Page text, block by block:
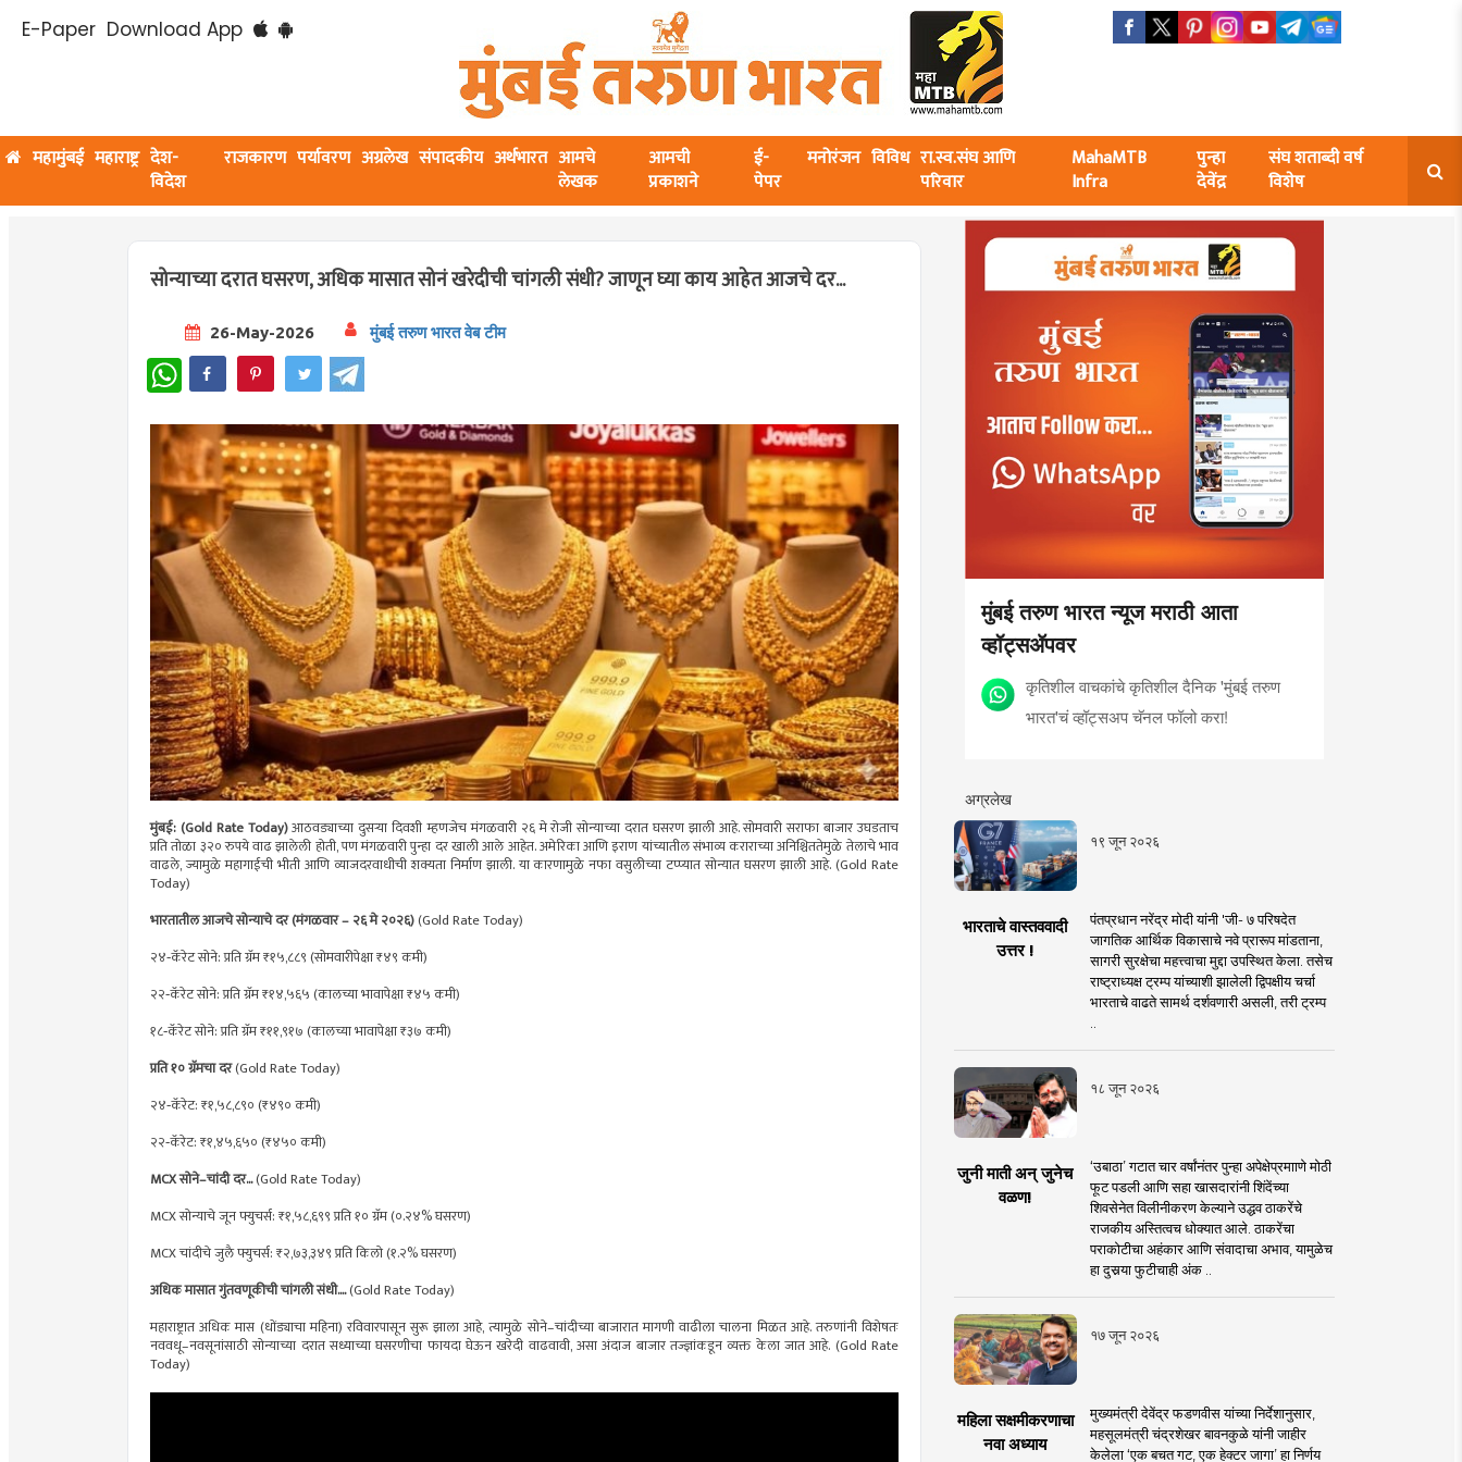
E-Paper Download App
महामुंबई महाराष्ट्र देश-
विदेश
राजकारण पर्यावरण अग्रलेख संपादकीय अर्थभारत आमचे
लेखक
आमची
प्रकाशने
ई-
पेपर
मनोरंजन विविध रा.स्व.संघ आणि
परिवार
MahaMTB
Infra
पुन्हा
देवेंद्र
संघ शताब्दी वर्ष
विशेष
सोन्याच्या दरात घसरण, अधिक मासात सोनं खरेदीची चांगली संधी? जाणून घ्या काय आहेत आजचे दर...
26-May-2026 मुंबई तरुण भारत वेब टीम
WhatsApp
मुंबई: (Gold Rate Today)आठवड्याच्या दुसऱ्या दिवशी म्हणजेच मंगळवारी २६ मे रोजी सोन्याच्या दरात घसरण झाली आहे. सोमवारी सराफा बाजार उघडताच
प्रति तोळा ३२० रुपये वाढ झालेली होती, पण मंगळवारी पुन्हा दर खाली आले आहेत. अमेरिका आणि इराण यांच्यातील संभाव्य कराराच्या अनिश्चिततेमुळे तेलाचे भाव
वाढले, ज्यामुळे महागाईची भीती आणि व्याजदरवाधीची शक्यता निर्माण झाली. या कारणामुळे नफा वसुलीच्या टप्प्यात सोन्यात घसरण झाली आहे. (Gold Rate
Today)
भारतातील आजचे सोन्याचे दर (मंगळवार – २६ मे २०२६)(Gold Rate Today)
२४‑कॅरेट सोने: प्रति ग्रॅम ₹१५,८८९ (सोमवारीपेक्षा ₹४९ कमी)
२२‑कॅरेट सोने: प्रति ग्रॅम ₹१४,५६५ (कालच्या भावापेक्षा ₹४५ कमी)
१८‑कॅरेट सोने: प्रति ग्रॅम ₹११,९१७ (कालच्या भावापेक्षा ₹३७ कमी)
प्रति १० ग्रॅमचा दर(Gold Rate Today)
२४‑कॅरेट: ₹१,५८,८९० (₹४९० कमी)
२२‑कॅरेट: ₹१,४५,६५० (₹४५० कमी)
MCX सोने–चांदीदर...(Gold Rate Today)
MCX सोन्याचे जून फ्युचर्स: ₹१,५८,६९९ प्रति १० ग्रॅम (०.२४% घसरण)
MCX चांदीचे जुलै फ्युचर्स: ₹२,७३,३४९ प्रति किलो (१.२% घसरण)
अधिक मासात गुंतवणूकीची चांगली संधी....(Gold Rate Today)
महाराष्ट्रात अधिक मास (धोंड्याचा महिना) रविवारपासून सुरू झाला आहे, त्यामुळे सोने–चांदीच्या बाजारात मागणी वाढीला चालना मिळत आहे. तरुणांनी विशेषतः
नववधू–नवसूनांसाठी सोन्याच्या दरात सध्याच्या घसरणीचा फायदा घेऊन खरेदी वाढवावी, असा अंदाज बाजार तज्ज्ञांकडून व्यक्त केला जात आहे. (Gold Rate
Today)
मुंबई तरुण भारत न्यूज मराठी आता
व्हॉट्सॲपवर
कृतिशील वाचकांचे कृतिशील दैनिक 'मुंबई तरुण
भारत'चं व्हॉट्सअप चॅनल फॉलो करा!
अग्रलेख
१९ जून २०२६
भारताचे वास्तववादी
उत्तर !
पंतप्रधान नरेंद्र मोदी यांनी 'जी- ७ परिषदेत
जागतिक आर्थिक विकासाचे नवे प्रारूप मांडताना,
सागरी सुरक्षेचा महत्त्वाचा मुद्दा उपस्थित केला. तसेच
राष्ट्राध्यक्ष ट्रम्प यांच्याशी झालेली द्विपक्षीय चर्चा
भारताचे वाढते सामर्थ दर्शवणारी असली, तरी ट्रम्प
१८ जून २०२६
जुनी माती अन् जुनेच
वळण!
‘उबाठा’ गटात चार वर्षांनंतर पुन्हा अपेक्षेप्रमााणे मोठी
फूट पडली आणि सहा खासदारांनी शिंदेंच्या
शिवसेनेत विलीनीकरण केल्याने उद्धव ठाकरेंचे
राजकीय अस्तित्वच धोक्यात आले. ठाकरेंचा
पराकोटीचा अहंकार आणि संवादाचा अभाव, यामुळेच
हा दुसर्‍या फुटीचाही अंक ..
१७ जून २०२६
महिला सक्षमीकरणाचा
नवा अध्याय
मुख्यमंत्री देवेंद्र फडणवीस यांच्या निर्देशानुसार,
महसूलमंत्री चंद्रशेखर बावनकुळे यांनी जाहीर
केलेला ‘एक बचत गट, एक हेक्टर जागा’ हा निर्णय